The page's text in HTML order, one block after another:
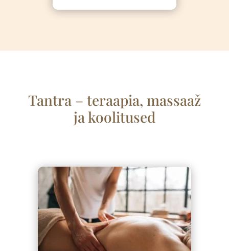
Tantra – teraapia, massaaž
ja koolitused